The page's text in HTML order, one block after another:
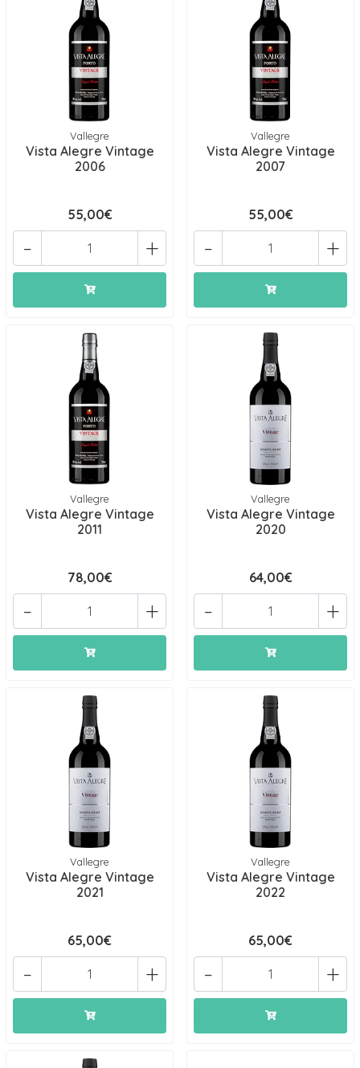
Vallegre
Vista Alegre Vintage
2006
55,00€
+
-
Vallegre
Vista Alegre Vintage
2007
55,00€
+
-
Vallegre
Vista Alegre Vintage
2011
78,00€
+
-
Vallegre
Vista Alegre Vintage
2020
64,00€
+
-
Vallegre
Vista Alegre Vintage
2021
65,00€
+
-
Vallegre
Vista Alegre Vintage
2022
65,00€
+
-